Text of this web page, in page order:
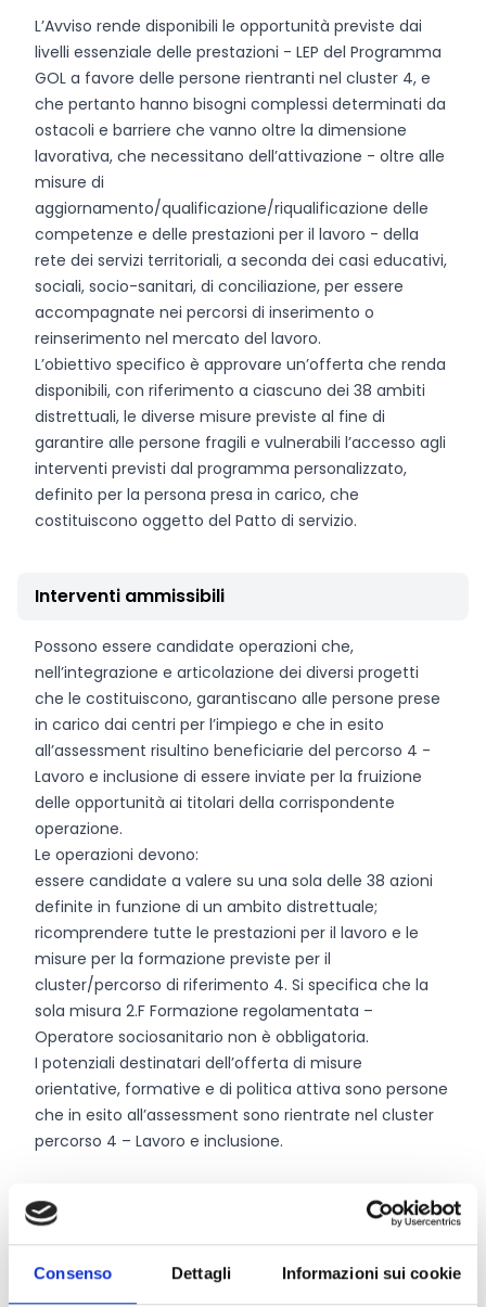
Consenso Dettagli Informazioni sui cookie
L’Avviso rende disponibili le opportunità previste dai
livelli essenziale delle prestazioni - LEP del Programma
GOL a favore delle persone rientranti nel cluster 4, e
che pertanto hanno bisogni complessi determinati da
ostacoli e barriere che vanno oltre la dimensione
lavorativa, che necessitano dell’attivazione - oltre alle
misure di
aggiornamento/qualificazione/riqualificazione delle
competenze e delle prestazioni per il lavoro - della
rete dei servizi territoriali, a seconda dei casi educativi,
sociali, socio-sanitari, di conciliazione, per essere
accompagnate nei percorsi di inserimento o
reinserimento nel mercato del lavoro.
L’obiettivo specifico è approvare un’offerta che renda
disponibili, con riferimento a ciascuno dei 38 ambiti
distrettuali, le diverse misure previste al fine di
garantire alle persone fragili e vulnerabili l’accesso agli
interventi previsti dal programma personalizzato,
definito per la persona presa in carico, che
costituiscono oggetto del Patto di servizio.
Interventi ammissibili
Possono essere candidate operazioni che,
nell’integrazione e articolazione dei diversi progetti
che le costituiscono, garantiscano alle persone prese
in carico dai centri per l’impiego e che in esito
all’assessment risultino beneficiarie del percorso 4 -
Lavoro e inclusione di essere inviate per la fruizione
delle opportunità ai titolari della corrispondente
operazione.
Le operazioni devono:
essere candidate a valere su una sola delle 38 azioni
definite in funzione di un ambito distrettuale;
ricomprendere tutte le prestazioni per il lavoro e le
misure per la formazione previste per il
cluster/percorso di riferimento 4. Si specifica che la
sola misura 2.F Formazione regolamentata –
Operatore sociosanitario non è obbligatoria.
I potenziali destinatari dell’offerta di misure
orientative, formative e di politica attiva sono persone
che in esito all’assessment sono rientrate nel cluster
percorso 4 – Lavoro e inclusione.
Chi può partecipare
Possono candidare operazioni in qualità di soggetti